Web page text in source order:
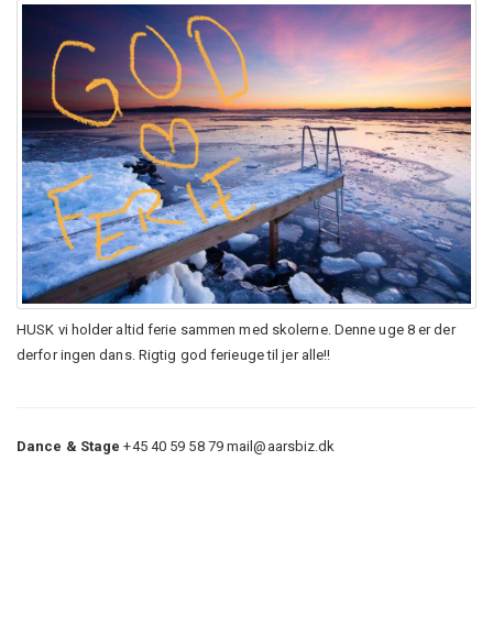
HUSK vi holder altid ferie sammen med skolerne. Denne uge 8 er der
derfor ingen dans. Rigtig god ferieuge til jer alle!!
Dance & Stage+45 40 59 58 79mail@aarsbiz.dk